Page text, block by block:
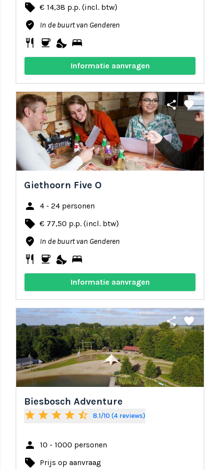
local_offer € 14,38 p.p. (incl. btw)
where_to_vote In de buurt van Genderen
restaurant coffee nights_stay bed
Informatie aanvragen
share favorite
Giethoorn Five O
person 4 - 24 personen
local_offer € 77,50 p.p. (incl. btw)
where_to_vote In de buurt van Genderen
restaurant coffee nights_stay bed
Informatie aanvragen
share favorite
Biesbosch Adventure
star star star star star_half 8.1/10 (4 reviews)
person 10 - 1000 personen
local_offer Prijs op aanvraag